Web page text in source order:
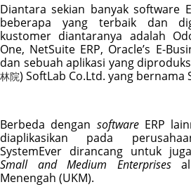
Diantara sekian banyak software
beberapa yang terbaik dan
kustomer diantaranya adalah
One, NetSuite ERP, Oracle’s E-
dan sebuah aplikasi yang
林院) SoftLab Co.Ltd. yang bernama
Berbeda dengan software ERP
diaplikasikan pada
Small and Medium Enterprises
Menengah (UKM).